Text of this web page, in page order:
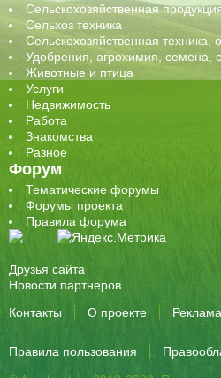
Сельскохозяйственная
Сельхоз техника
Сельскохозяйственная техника,
Удобрения, агрохимия, семена,
Животные и птица
Услуги
Недвижимость
Работа
Знакомства
Разное
Форум
Тематические форумы
Форумы проекта
Правила форума
Друзья сайта
Новости партнеров
Контакты
О проекте
Правила пользования